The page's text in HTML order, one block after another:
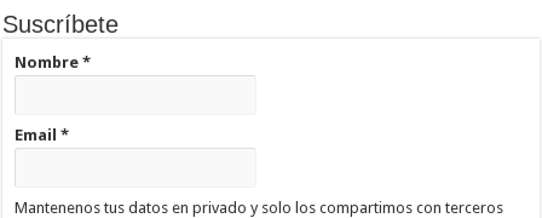
Suscríbete
Nombre*
Email*
Mantenenos tus datos en privado y solo los compartimos con terceros